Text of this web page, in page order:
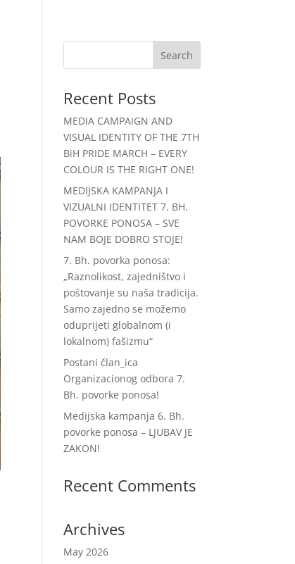
Recent Posts
MEDIA CAMPAIGN AND
VISUAL IDENTITY OF THE 7TH
BiH PRIDE MARCH – EVERY
COLOUR IS THE RIGHT ONE!
MEDIJSKA KAMPANJA I
VIZUALNI IDENTITET 7. BH.
POVORKE PONOSA – SVE
NAM BOJE DOBRO STOJE!
7. Bh. povorka ponosa:
„Raznolikost, zajedništvo i
poštovanje su naša tradicija.
Samo zajedno se možemo
oduprijeti globalnom (i
lokalnom) fašizmu“
Postani član_ica
Organizacionog odbora 7.
Bh. povorke ponosa!
Medijska kampanja 6. Bh.
povorke ponosa – LJUBAV JE
ZAKON!
Recent Comments
Archives
May 2026